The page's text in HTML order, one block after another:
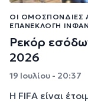
ΟΙ ΟΜΟΣΠΟΝΔΊΕΣ
ΕΠΑΝΕΚΛΟΓΉ
Ρεκόρ
2026
19 Ιουλίου - 20:37
Η FIFA είναι